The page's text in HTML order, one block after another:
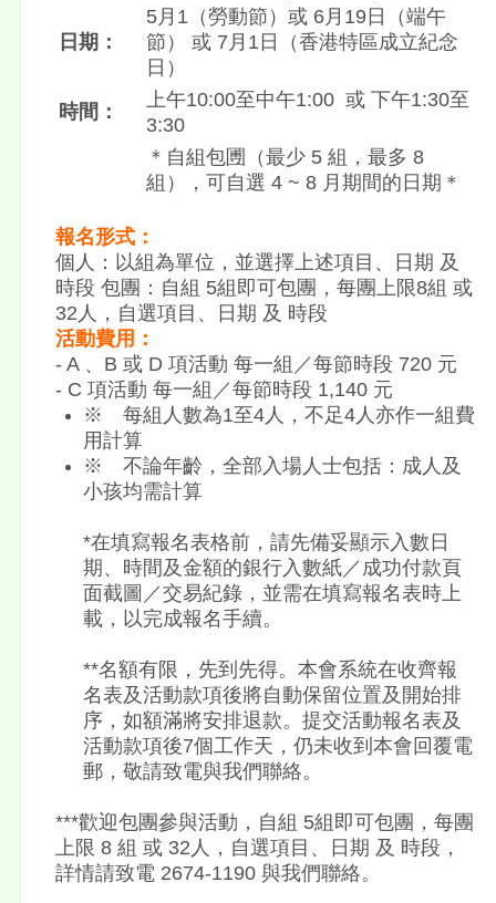
日期：
5月1（勞動節）或 6月19日（端午
節） 或 7月1日（香港特區成立紀念
日）
時間：
上午10:00至中午1:00 或 下午1:30至
3:30
＊自組包圑（最少 5 組，最多 8
組），可自選 4 ~ 8 月期間的日期＊
報名形式：
個人：以組為單位，並選擇上述項目、日期 及
時段 包團：自組 5組即可包團，每團上限8組 或
32人，自選項目、日期 及 時段
活動費用：
- A 、B 或 D 項活動 每一組／每節時段 720 元
- C 項活動 每一組／每節時段 1,140 元
※ 每組人數為1至4人，不足4人亦作一組費
用計算
※ 不論年齡，全部入場人士包括：成人及
小孩均需計算
*在填寫報名表格前，請先備妥顯示入數日
期、時間及金額的銀行入數紙／成功付款頁
面截圖／交易紀錄，並需在填寫報名表時上
載，以完成報名手續。
**名額有限，先到先得。本會系統在收齊報
名表及活動款項後將自動保留位置及開始排
序，如額滿將安排退款。提交活動報名表及
活動款項後7個工作天，仍未收到本會回覆電
郵，敬請致電與我們聯絡。
***歡迎包團參與活動，自組 5組即可包團，每團
上限 8 組 或 32人，自選項目、日期 及 時段，
詳情請致電 2674-1190 與我們聯絡。